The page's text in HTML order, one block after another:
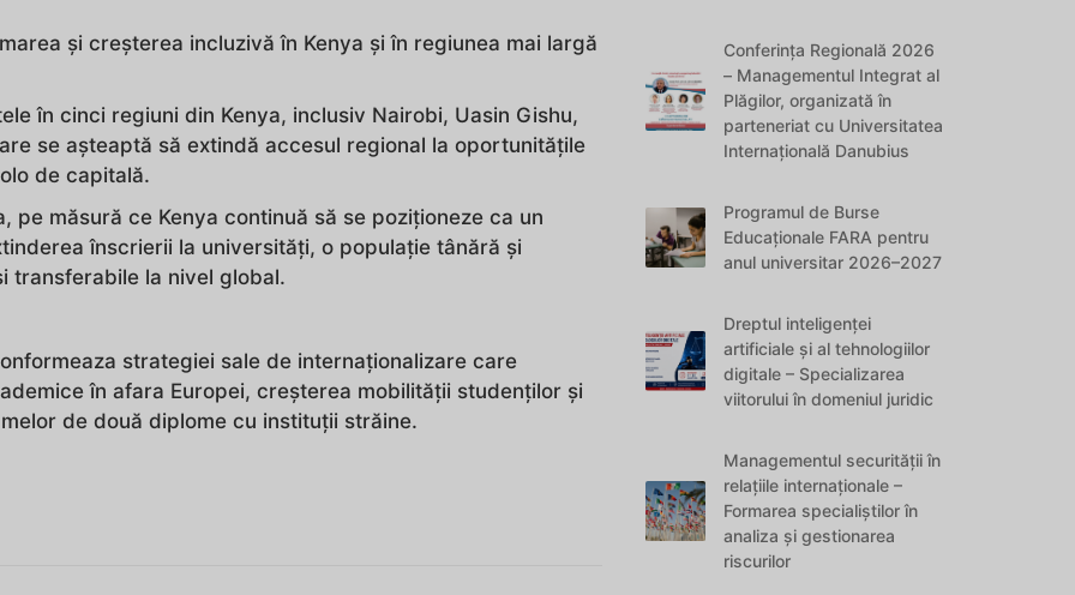
și creșterea incluzivă în Kenya și în regiunea mai largă
în cinci regiuni din Kenya, inclusiv Nairobi, Uasin Gishu,
se așteaptă să extindă accesul regional la oportunitățile
de capitală.
pe măsură ce Kenya continuă să se poziționeze ca un
înscrierii la universități, o populație tânără și
transferabile la nivel global.
strategiei sale de internaționalizare care
în afara Europei, creșterea mobilității studenților și
de două diplome cu instituții străine.
Conferința Regională 2026
– Managementul Integrat al
Plăgilor, organizată în
parteneriat cu Universitatea
Internațională Danubius
Programul de Burse
Educaționale FARA pentru
anul universitar 2026–2027
Dreptul inteligenței
artificiale și al tehnologiilor
digitale – Specializarea
viitorului în domeniul juridic
Managementul securității în
relațiile internaționale –
Formarea specialiștilor în
analiza și gestionarea
riscurilor